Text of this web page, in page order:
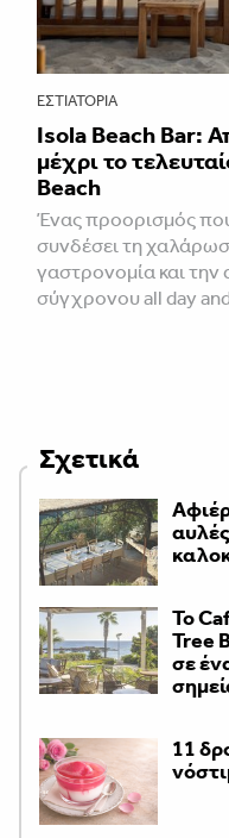
ΕΣΤΙΑΤΌΡΙΑ
Isola Beach Bar:
μέχρι το
Beach
Ένας προορισμός
συνδέσει τη
γαστρονομία και
σύγχρονου all day
Σχετικά
Το
Tree
σε
11